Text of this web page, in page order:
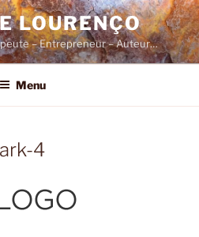
LOURENÇO
– Entrepreneur – Auteur…
Menu
4